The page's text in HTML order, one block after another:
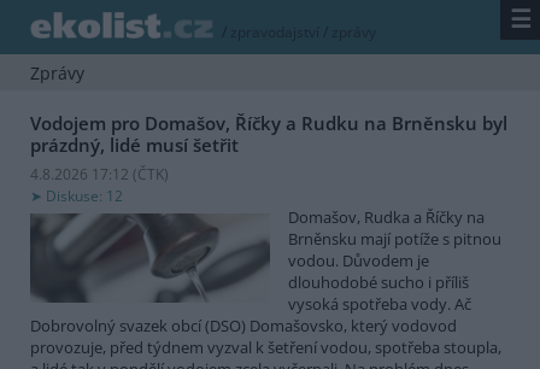
/ zpravodajství / zprávy ☰
Zprávy
Vodojem pro Domašov, Říčky a Rudku na Brněnsku byl
prázdný, lidé musí šetřit
4.8.2026 17:12 (ČTK)
Diskuse: 12
Domašov, Rudka a Říčky na
Brněnsku mají potíže s pitnou
vodou. Důvodem je
dlouhodobé sucho i příliš
vysoká spotřeba vody. Ač
Dobrovolný svazek obcí (DSO) Domašovsko, který vodovod
provozuje, před týdnem vyzval k šetření vodou, spotřeba stoupla,